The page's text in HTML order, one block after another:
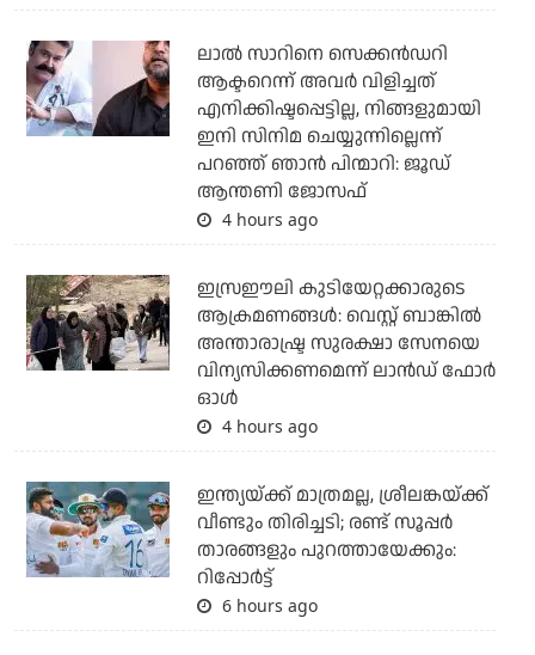
ലാല്‍ സാറിനെ സെക്കന്‍ഡറി
ആക്ടറെന്ന് അവര്‍ വിളിച്ചത്
എനിക്കിഷ്ടപ്പെട്ടില്ല, നിങ്ങളുമായി
ഇനി സിനിമ ചെയ്യുന്നില്ലെന്ന്
പറഞ്ഞ് ഞാന്‍ പിന്മാറി: ജൂഡ്
ആന്തണി ജോസഫ്
4 hours ago
ഇസ്രഈലി കുടിയേറ്റക്കാരുടെ
ആക്രമണങ്ങള്‍: വെസ്റ്റ് ബാങ്കില്‍
അന്താരാഷ്ട്ര സുരക്ഷാ സേനയെ
വിന്യസിക്കണമെന്ന് ലാന്‍ഡ് ഫോര്‍
ഓള്‍
4 hours ago
ഇന്ത്യയ്ക്ക് മാത്രമല്ല, ശ്രീലങ്കയ്ക്ക്
വീണ്ടും തിരിച്ചടി; രണ്ട് സൂപ്പര്‍
താരങ്ങളും പുറത്തായേക്കും:
റിപ്പോര്‍ട്ട്
6 hours ago